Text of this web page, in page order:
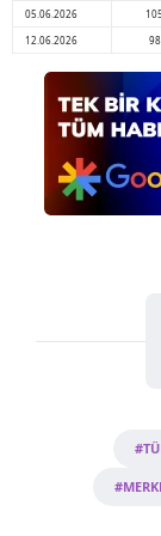
05.06.2026
12.06.2026